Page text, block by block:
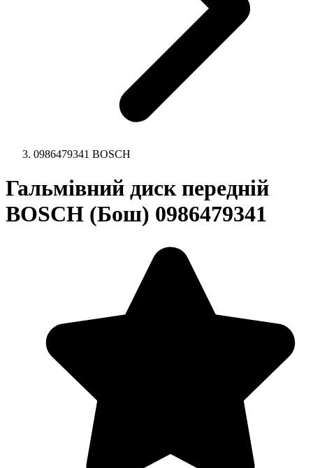
0986479341 BOSCH
Гальмівний диск передній
BOSCH (Бош) 0986479341